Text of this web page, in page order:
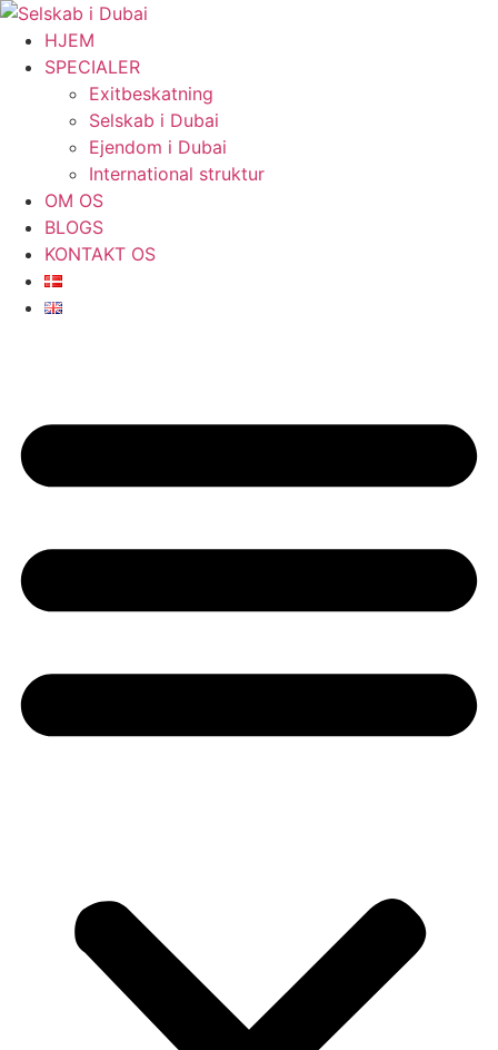
Videre
indhold
HJEM
SPECIALER
Exitbeskatning
Selskab i Dubai
Ejendom i Dubai
International struktur
OM OS
BLOGS
KONTAKT OS